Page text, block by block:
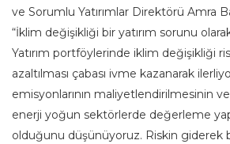
ve Sorumlu Yatırımlar Direktörü Amra
“İklim değişikliği bir yatırım sorunu
Yatırım portföylerinde iklim değişikliği
azaltılması çabası ivme kazanarak
emisyonlarının maliyetlendirilmesinin ve
enerji yoğun sektörlerde değerleme
olduğunu düşünüyoruz. Riskin giderek